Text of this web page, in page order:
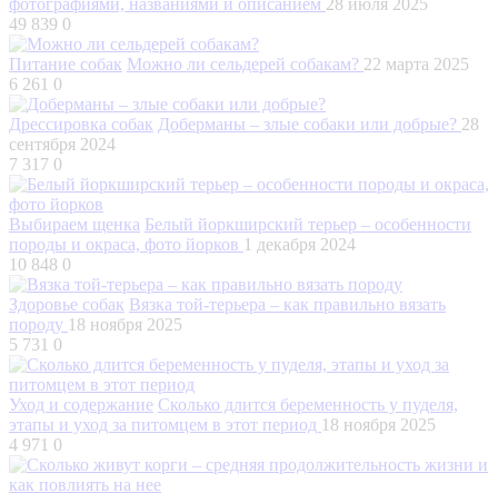
49 839 0
Питание собак Можно ли сельдерей собакам? 22 марта 2025
6 261 0
Дрессировка собак Доберманы – злые собаки или добрые? 28
сентября 2024
7 317 0
Выбираем щенка Белый йоркширский терьер – особенности
породы и окраса, фото йорков 1 декабря 2024
10 848 0
Здоровье собак Вязка той-терьера – как правильно вязать
породу 18 ноября 2025
5 731 0
Уход и содержание Сколько длится беременность у пуделя,
этапы и уход за питомцем в этот период 18 ноября 2025
4 971 0